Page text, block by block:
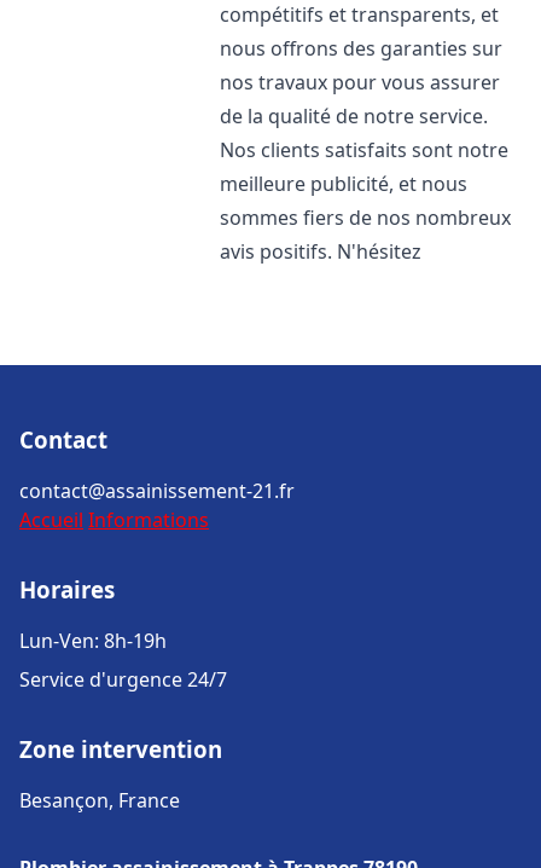
compétitifs et transparents, et
nous offrons des garanties sur
nos travaux pour vous assurer
de la qualité de notre service.
Nos clients satisfaits sont notre
meilleure publicité, et nous
sommes fiers de nos nombreux
avis positifs. N'hésitez
Contact
contact@assainissement-21.fr
Accueil Informations
Horaires
Lun-Ven: 8h-19h
Service d'urgence 24/7
Zone intervention
Besançon, France